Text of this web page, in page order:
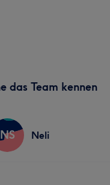
das Team kennen
NS Neli